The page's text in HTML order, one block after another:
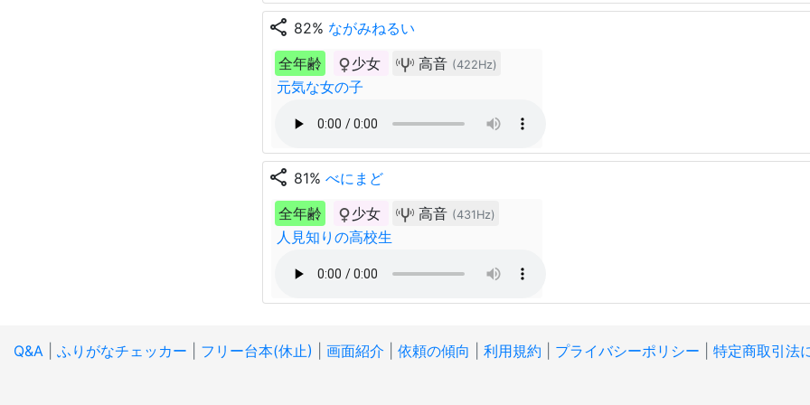
share 82% ながみねるい
全年齢
少女 高音 (422Hz)
元気な女の子
share 81% べにまど
全年齢
少女 高音 (431Hz)
人見知りの高校生
Q&A ふりがなチェッカー フリー台本(休止) 画面紹介 依頼の傾向 利用規約 プライバシーポリシー 特定商取引法